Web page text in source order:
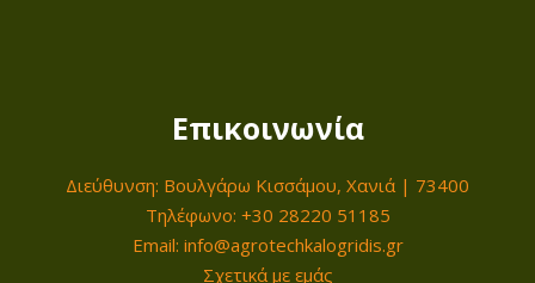
Επικοινωνία
Διεύθυνση: Βουλγάρω Κισσάμου, Χανιά | 73400
Τηλέφωνο: +30 28220 51185
Email: info@agrotechkalogridis.gr
Σχετικά με εμάς